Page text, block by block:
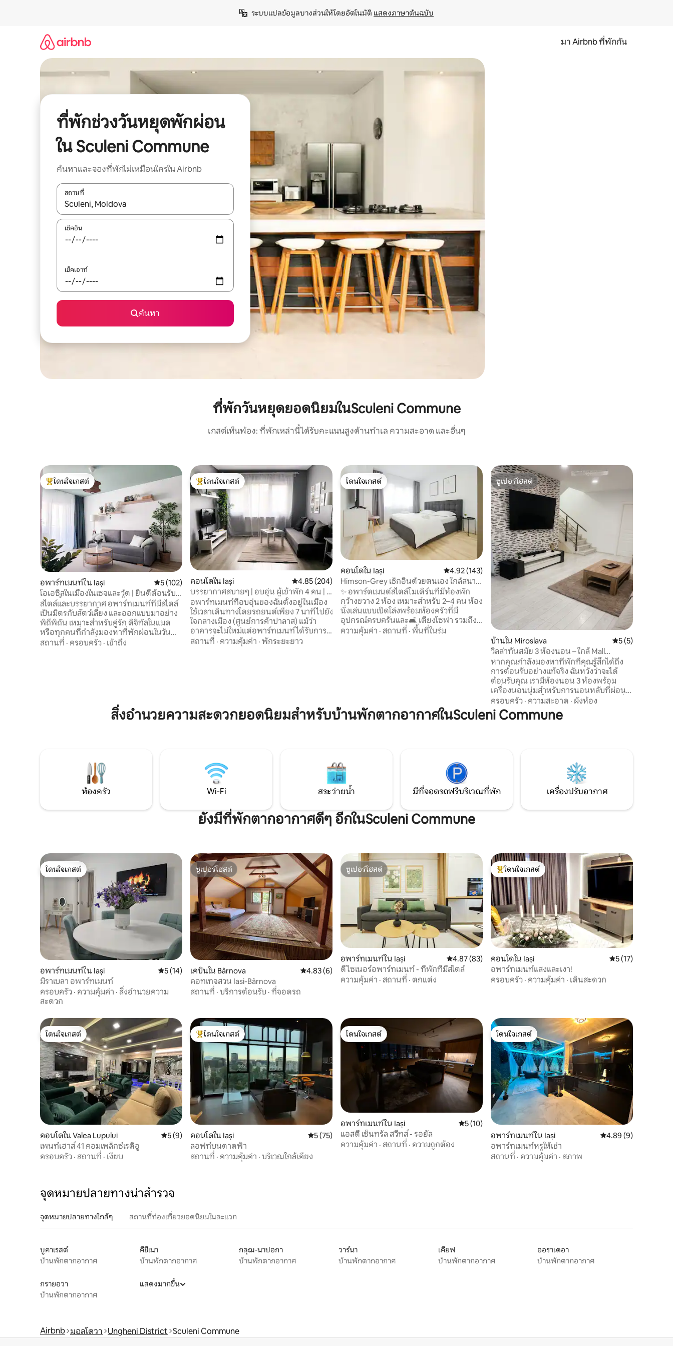
ระบบแปลข้อมูลบางส่วนให้โดยอัตโนมัติ แสดงภาษาต้นฉบับ
มา Airbnb ที่พักกัน
ที่พักช่วงวันหยุดพักผ่อน
ใน Sculeni Commune
ค้นหาและจองที่พักไม่เหมือนใครใน Airbnb
สถานที่
ใช้ลูกศรขึ้นลง หรือใช้การสัมผัสหรือปัด เพื่อสำรวจผลการค้นหา
เช็คอิน
เช็คเอาท์
ค้นหา
ที่พักวันหยุดยอดนิยมในSculeni Commune
เกสต์เห็นพ้อง: ที่พักเหล่านี้ได้รับคะแนนสูงด้านทำเล ความสะอาด และอื่นๆ
โดนใจเกสต์ที่สุด
โดนใจเกสต์
อพาร์ทเมนท์ใน Iași คะแนนเฉลี่ย 5 จาก 5, 102 รีวิว
5 (102)
โอเอซิสในเมืองในเซจและวู้ด | ยินดีต้อนรับ
สัตว์เลี้ยง
สไตล์และบรรยากาศ อพาร์ทเมนท์ที่มีสไตล์
เป็นมิตรกับสัตว์เลี้ยง และออกแบบมาอย่าง
พิถีพิถัน เหมาะสำหรับคู่รัก ดิจิทัลโนแมด
หรือทุกคนที่กำลังมองหาที่พักผ่อนในวัน
หยุดสุดสัปดาห์ สิ่งอำนวยความสะดวกและ
ผสมผสานความสงบและความสะดวกสบาย
สถานที่ · ครอบครัว · เข้าถึง
โดนใจเกสต์ที่สุด
โดนใจเกสต์
คอนโดใน Iași คะแนนเฉลี่ย 4.85 จาก 5, 204 รีวิว
4.85 (204)
บรรยากาศสบายๆ | อบอุ่น ผู้เข้าพัก 4 คน | 7
นาทีถึงพาลาส
อพาร์ทเมนท์ที่อบอุ่นของฉันตั้งอยู่ในเมือง
ใช้เวลาเดินทางโดยรถยนต์เพียง 7 นาทีไปยัง
ใจกลางเมือง (ศูนย์การค้าปาลาส) แม้ว่า
อาคารจะไม่ใหม่แต่อพาร์ทเมนท์ได้รับการ
ปรับปรุงใหม่และเฟอร์นิเจอร์เป็นของใหม่
เครื่องซักผ้า ระเบียงขนาดใหญ่
สถานที่ · ความคุ้มค่า · พักระยะยาว
โดนใจเกสต์
โดนใจเกสต์
คอนโดใน Iași คะแนนเฉลี่ย 4.92 จาก 5, 143 รีวิว
4.92 (143)
Himson-Grey เช็กอินด้วยตนเอง ใกล้สนาม
บินและห้างสรรพสินค้า
✨ อพาร์ตเมนต์สไตล์โมเดิร์นที่มีห้องพัก
กว้างขวาง 2 ห้อง เหมาะสำหรับ 2–4 คน ห้อง
นั่งเล่นแบบเปิดโล่งพร้อมห้องครัวที่มี
อุปกรณ์ครบครันและ🛋 เตียงโซฟา รวมถึง
ห้องนอนแยกต่างหากที่สะดวกสบาย 🚋
สถานีรถรางอยู่ด้านหลังอาคารเพื่อการเดิน
ความยืดหยุ่น
ความคุ้มค่า · สถานที่ · พื้นที่ในร่ม
ซูเปอร์โฮสต์
ซูเปอร์โฮสต์
บ้านใน Miroslava คะแนนเฉลี่ย 5 จา
5 (5)
วิลล่าทันสมัย 3 ห้องนอน – ใกล้ Mall
Moldova
หากคุณกำลังมองหาที่พักที่คุณรู้สึกได้ถึง
การต้อนรับอย่างแท้จริง ฉันหวังว่าจะได้
ต้อนรับคุณ เรามีห้องนอน 3 ห้องพร้อม
เครื่องนอนนุ่มสำหรับการนอนหลับที่ผ่อน
คลาย และห้องน้ำขนาดใหญ่ 2 ห้อง ห้องนั่ง
เล่นและห้องครัวมีขนาดใหญ่มาก ห้องครัวมี
อุปกรณ์ครบครัน คุณจะไม่ขาดอะไร บ้านมี
ครอบครัว · ความสะอาด · ผังห้อง
สิ่งอำนวยความสะดวกยอดนิยมสำหรับบ้านพักตากอากาศในSculeni Commune
ห้องครัว Wi-Fi สระว่ายน้ำ มีที่จอดรถฟรีบริเวณที่พัก เครื่องปรับอากาศ
ยังมีที่พักตากอากาศดีๆ อีกในSculeni Commune
โดนใจเกสต์
โดนใจเกสต์
อพาร์ทเมนท์ใน Iași คะแนนเฉลี่ย 5 จาก 5, 14 รีวิว
5 (14)
มิราเบลา อพาร์ทเมนท์
ครอบครัว · ความคุ้มค่า · สิ่งอำนวยความ
สะดวก
ซูเปอร์โฮสต์
ซูเปอร์โฮสต์
เคบินใน Bârnova คะแนนเฉลี่ย 4.83 จาก 5, 6 รีวิว
4.83 (6)
คอทเทจสวน Iasi-Bârnova
สถานที่ · บริการต้อนรับ · ที่จอดรถ
ซูเปอร์โฮสต์
ซูเปอร์โฮสต์
อพาร์ทเมนท์ใน Iași คะแนนเฉลี่ย 4.87 จาก 5, 83 รีวิว
4.87 (83)
ดีไซเนอร์อพาร์ทเมนท์ - ที่พักที่มีสไตล์
ความคุ้มค่า · สถานที่ · ตกแต่ง
โดนใจเกสต์ที่สุด
โดนใจเกสต์
คอนโดใน Iași คะแนนเฉลี่ย 5 จาก
5 (17)
อพาร์ทเมนท์แสงและเงา!
ครอบครัว · ความคุ้มค่า · เดินสะดวก
โดนใจเกสต์
โดนใจเกสต์
คอนโดใน Valea Lupului คะแนนเฉลี่ย 5 จาก 5, 9 รีวิว
5 (9)
เพนท์เฮาส์ 41 คอมเพล็กซ์เรดิอู
ครอบครัว · สถานที่ · เงียบ
โดนใจเกสต์ที่สุด
โดนใจเกสต์
คอนโดใน Iași คะแนนเฉลี่ย 5 จาก 5, 75 รีวิว
5 (75)
ลอฟท์บนดาดฟ้า
สถานที่ · ความคุ้มค่า · บริเวณใกล้เคียง
โดนใจเกสต์
โดนใจเกสต์
อพาร์ทเมนท์ใน Iași คะแนนเฉลี่ย 5 จาก 5, 10 รีวิว
5 (10)
แอสตี เซ็นทรัล สวีทส์ - รอยัล
ความคุ้มค่า · สถานที่ · ความถูกต้อง
โดนใจเกสต์
โดนใจเกสต์
อพาร์ทเมนท์ใน Iași คะแนนเฉลี่ย 4.89 จาก
4.89 (9)
อพาร์ทเมนท์หรูให้เช่า
สถานที่ · ความคุ้มค่า · สภาพ
จุดหมายปลายทางน่าสำรวจ
จุดหมายปลายทางใกล้ๆ สถานที่ท่องเที่ยวยอดนิยมในละแวก
บูคาเรสต์
บ้านพักตากอากาศ
คีชีเนา
บ้านพักตากอากาศ
กลุฌ-นาปอกา
บ้านพักตากอากาศ
วาร์นา
บ้านพักตากอากาศ
เคียฟ
บ้านพักตากอากาศ
ออราเดอา
บ้านพักตากอากาศ
กรายอวา
บ้านพักตากอากาศ
แสดงมากขึ้น
Airbnb มอลโดวา Ungheni District Sculeni Commune